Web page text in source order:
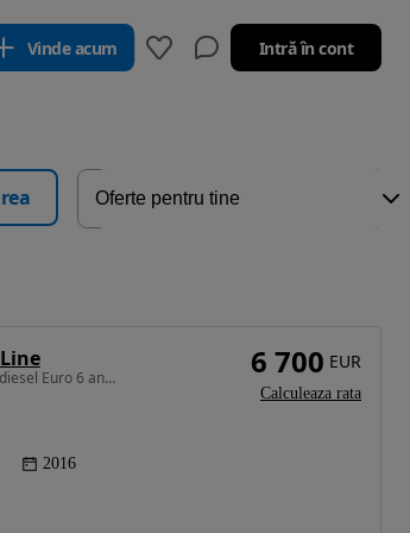
Vinde acum Intră în cont
1496 cm3 • 116 CP • Bmw Cutie Automata, diesel Euro 6 an 2017
2016
6 700 EUR
Calculeaza rata